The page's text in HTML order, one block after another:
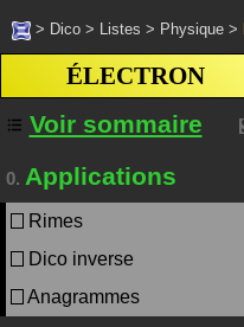
> Dico > Listes > Physique >
ÉLECTRON
Voir sommaire
0. Applications
Rimes
Dico inverse
Anagrammes